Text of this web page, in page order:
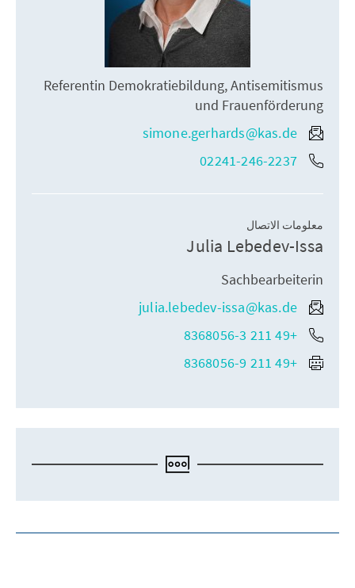
Referentin Demokratiebildung, Antisemitismus
und Frauenförderung
simone.gerhards@kas.de
02241-246-2237
معلومات الاتصال
Julia Lebedev-Issa
Sachbearbeiterin
julia.lebedev-issa@kas.de
+49 211 8368056-3
+49 211 8368056-9